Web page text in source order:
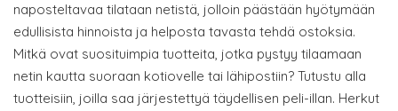
naposteltavaa tilataan netistä, jolloin päästään hyötymään
edullisista hinnoista ja helposta tavasta tehdä ostoksia.
Mitkä ovat suosituimpia tuotteita, jotka pystyy tilaamaan
netin kautta suoraan kotiovelle tai lähipostiin? Tutustu alla
tuotteisiin, joilla saa järjestettyä täydellisen peli-illan. Herkut